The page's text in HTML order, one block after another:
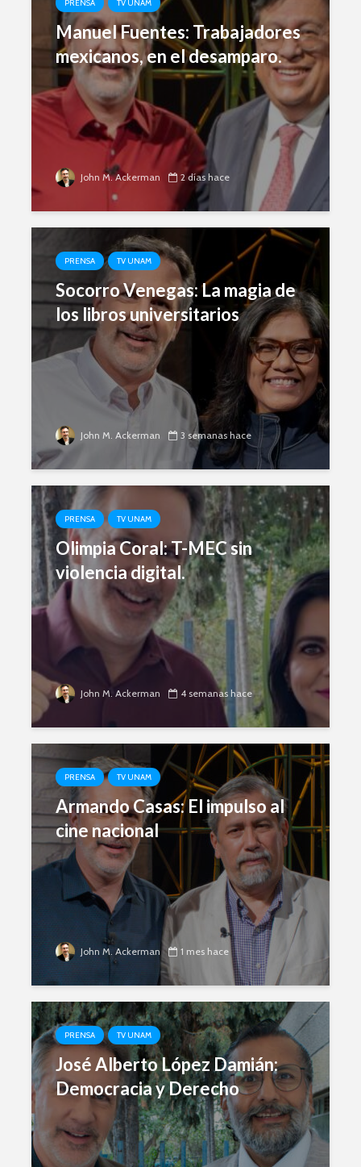
PRENSA TV UNAM
Manuel Fuentes: Trabajadores
mexicanos, en el desamparo.
John M. Ackerman 2 días hace
PRENSA TV UNAM
Socorro Venegas: La magia de
los libros universitarios
John M. Ackerman 3 semanas hace
PRENSA TV UNAM
Olimpia Coral: T-MEC sin
violencia digital.
John M. Ackerman 4 semanas hace
PRENSA TV UNAM
Armando Casas: El impulso al
cine nacional
John M. Ackerman 1 mes hace
PRENSA TV UNAM
José Alberto López Damián:
Democracia y Derecho
Esthela Sotelo: La
UAM en
movimiento
Guillermo Arriaga:
Novelista desde el
alma.
Silvana
teología
Dolores
Saravia:
sociedad
derechos
Académicos contra
la 4T
Debate entre John
Ackerman y Javier
Lozano con Julio
Astillero
La cumbre AMLO-
Riqueza
derecho
La
AMLO es
razón
política
Germán